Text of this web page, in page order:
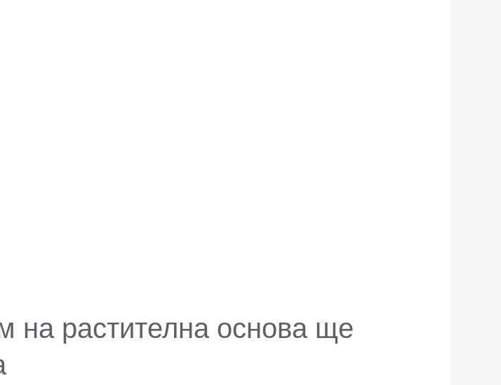
на растителна основа ще